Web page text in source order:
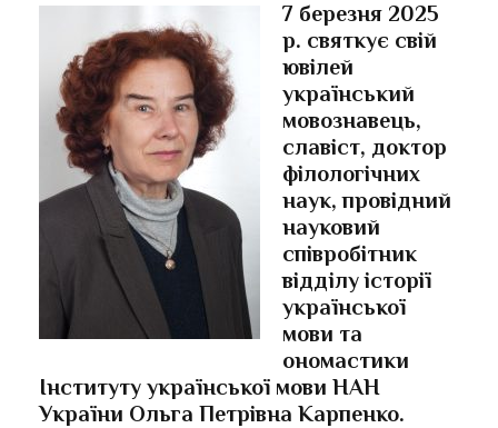
7 березня 2025
р. святкує свій
ювілей
український
мовознавець,
славіст, доктор
філологічних
наук, провідний
науковий
співробітник
відділу історії
української
мови та
ономастики
Інституту української мови НАН
України Ольга Петрівна Карпенко.